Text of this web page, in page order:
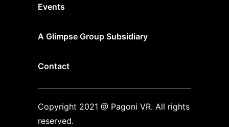
Events
A Glimpse Group Subsidiary
Contact
Copyright 2021 @ Pagoni VR. All rights
reserved.